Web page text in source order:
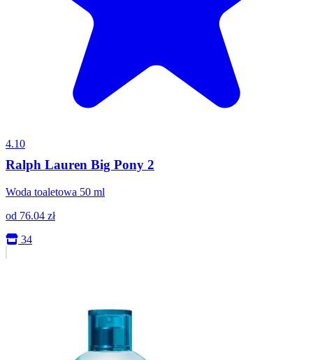
4.10
Ralph Lauren Big Pony 2
Woda toaletowa 50 ml
od 76.04 zł
34